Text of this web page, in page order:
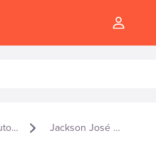
Atributo "Autor" de produto Jackson José da Silva